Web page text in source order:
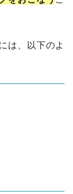
は、以下のよ